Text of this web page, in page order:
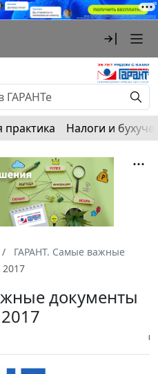
практика Налоги и
ГАРАНТ. Самые важные
документы